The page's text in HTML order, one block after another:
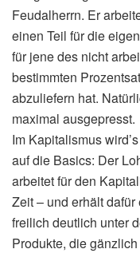
Feudalherrn. Er
einen Teil für die
für jene des nicht
bestimmten
abzuliefern hat.
maximal ausgepresst.
Im Kapitalismus
auf die Basics: Der
arbeitet für den
Zeit – und erhält
freilich deutlich unter
Produkte, die